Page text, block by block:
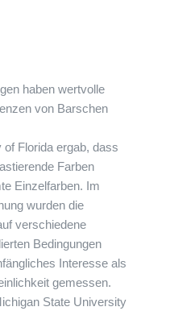
haben wertvolle
von Barschen
Florida ergab, dass
Farben
Einzelfarben. Im
wurden die
verschiedene
Bedingungen
Interesse als
gemessen.
State University